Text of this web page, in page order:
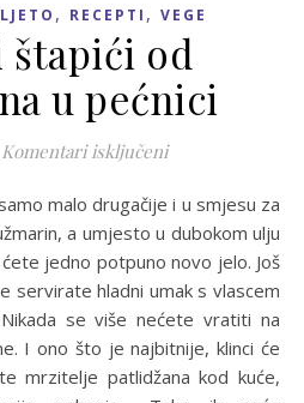
LJETO , RECEPTI , VEGE
štapići od
u pećnici
Komentari isključeniza Pohani
a umjesto u dubokom ulju
jedno potpuno novo jelo. Još
servirate hladni umak s vlascem
se više nećete vratiti na
I ono što je najbitnije, klinci će
mrzitelje patlidžana kod kuće,